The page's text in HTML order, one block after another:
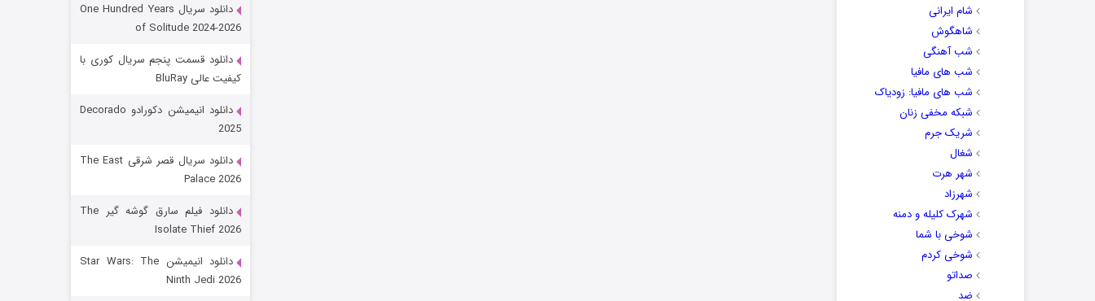
شام ایرانی
شاهگوش
شب آهنگی
شب های مافیا
شب های مافیا: زودیاک
شبکه مخفی زنان
شریک جرم
شغال
شهر هرت
شهرزاد
شهرک کلیله و دمنه
شوخی با شما
شوخی کردم
صداتو
ضد
رویایی برای تو
قسمت
دانلود سریال One Hundred Years
of Solitude 2024-2026
دانلود قسمت پنجم سریال کوری با
کیفیت عالی BluRay
دانلود انیمیشن دکورادو Decorado
2025
دانلود سریال قصر شرقی The East
Palace 2026
دانلود فیلم سارق گوشه گیر The
Isolate Thief 2026
دانلود انیمیشن Star Wars: The
Ninth Jedi 2026